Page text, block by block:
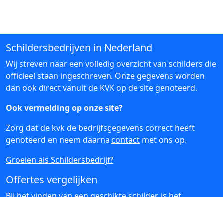
Schildersbedrijven in Nederland
Wij streven naar een volledig overzicht van schilders die
officieel staan ingeschreven. Onze gegevens worden
dan ook direct vanuit de KVK op de site genoteerd.
Ook vermelding op onze site?
Zorg dat de kvk de bedrijfsgegevens correct heeft
genoteerd en neem daarna contact met ons op.
Groeien als Schildersbedrijf?
Offertes vergelijken